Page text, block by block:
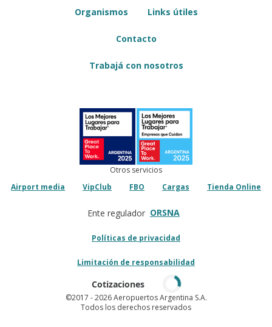
Organismos Links útiles
Contacto
Trabajá con nosotros
Otros servicios
Airport media
VipClub FBO Cargas Tienda Online
Ente regulador ORSNA
Políticas de privacidad
Limitación de responsabilidad
Cotizaciones
©2017 - 2026 Aeropuertos Argentina S.A.
Todos los derechos reservados